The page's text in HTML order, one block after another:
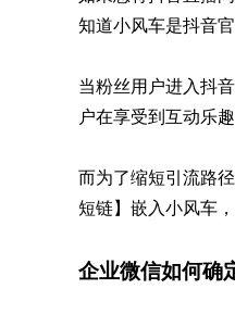
知道小风车是抖音
当粉丝用户进入抖
户在享受到互动乐
而为了缩短引流路
短链】嵌入小风车
企业微信如何确